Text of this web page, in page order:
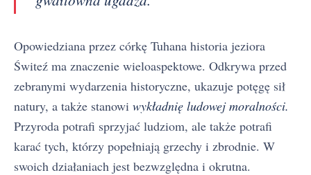
Opowiedziana przez córkę Tuhana historia jeziora
Świteź ma znaczenie wieloaspektowe. Odkrywa przed
zebranymi wydarzenia historyczne, ukazuje potęgę sił
natury, a także stanowi wykładnię ludowej moralności.
Przyroda potrafi sprzyjać ludziom, ale także potrafi
karać tych, którzy popełniają grzechy i zbrodnie. W
swoich działaniach jest bezwzględna i okrutna.